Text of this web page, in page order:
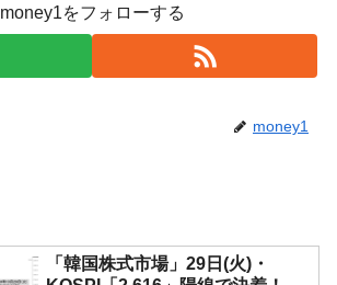
money1をフォローする
money1
「韓国株式市場」29日(火)・